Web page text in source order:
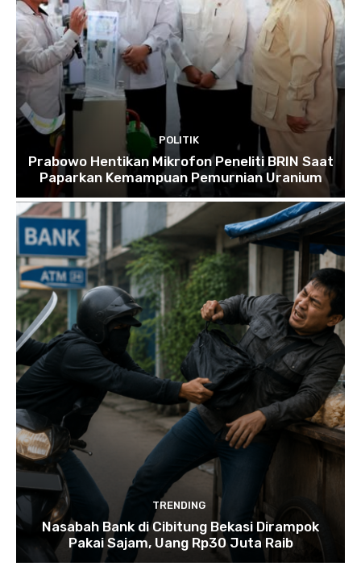
POLITIK
Prabowo Hentikan Mikrofon Peneliti BRIN Saat
Paparkan Kemampuan Pemurnian Uranium
TRENDING
Nasabah Bank di Cibitung Bekasi Dirampok
Pakai Sajam, Uang Rp30 Juta Raib